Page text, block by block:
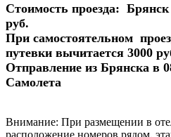
Стоимость проезда:
руб.
При самостоятельном
путевки вычитается 3000
Отправление из Брянска в
Самолета
Внимание: При размещении в
расположение номеров рядом,